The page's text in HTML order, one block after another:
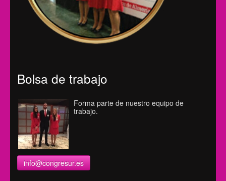
Bolsa de trabajo
Forma parte de nuestro equipo de
trabajo.
info@congresur.es